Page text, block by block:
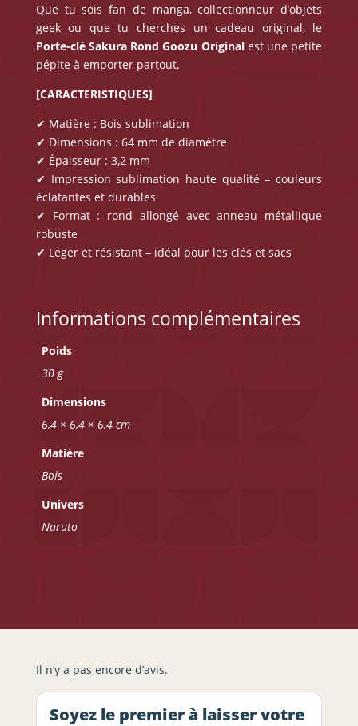
Que tu sois fan de manga, collectionneur d’objets
geek ou que tu cherches un cadeau original, le
Porte-clé Sakura Rond Goozu Originalest une petite
pépite à emporter partout.
[CARACTERISTIQUES]
✔ Matière : Bois sublimation
✔ Dimensions : 64 mm de diamètre
✔ Épaisseur : 3,2 mm
✔ Impression sublimation haute qualité – couleurs
éclatantes et durables
✔ Format : rond allongé avec anneau métallique
robuste
✔ Léger et résistant – idéal pour les clés et sacs
Informations complémentaires
Poids
30 g
Dimensions
6,4 × 6,4 × 6,4 cm
Matière
Bois
Univers
Naruto
Il n’y a pas encore d’avis.
Soyez le premier à laisser votre